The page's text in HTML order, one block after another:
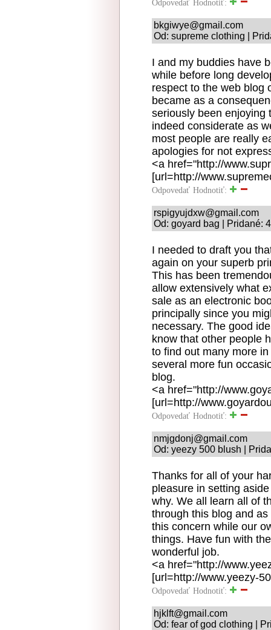
Odpovedať Hodnotiť:
bkgiwye@gmail.com
Od: supreme clothing |
I and my buddies have
while before long
respect to the web blog
became as a
seriously been enjoying
indeed considerate as
most people are really
apologies for not
<a href="http://
[url=http://
Odpovedať Hodnotiť:
rspigyujdxw@gmail.com
Od: goyard bag | Pridané:
I needed to draft you
again on your superb
This has been
allow extensively what
sale as an electronic
principally since you
necessary. The good
know that other people
to find out many more
several more fun
blog.
<a href="http://
[url=http://
Odpovedať Hodnotiť:
nmjgdonj@gmail.com
Od: yeezy 500 blush |
Thanks for all of your
pleasure in setting
why. We all learn all of
through this blog and
this concern while our
things. Have fun with
wonderful job.
<a href="http://
[url=http://www.yeezy-
Odpovedať Hodnotiť:
hjklft@gmail.com
Od: fear of god clothing |